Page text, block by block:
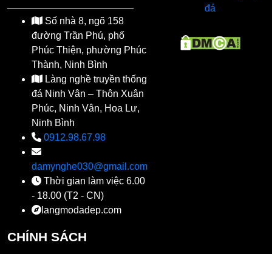
Số nhà 8, ngõ 158
đường Trần Phú, phố
Phúc Thiện, phường Phúc
Thành, Ninh Bình
Làng nghề truyền thống
đá Ninh Vân – Thôn Xuân
Phúc, Ninh Vân, Hoa Lư,
Ninh Bình
0912.98.67.98
damynghe030@gmail.com
Thời gian làm việc 6.00
- 18.00 (T2 - CN)
langmodadep.com
đá
CHÍNH SÁCH